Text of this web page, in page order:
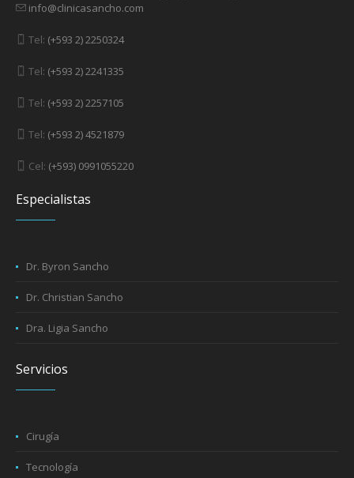
info@clinicasancho.com
Tel: (+593 2) 2250324
Tel: (+593 2) 2241335
Tel: (+593 2) 2257105
Tel: (+593 2) 4521879
Cel: (+593) 0991055220
Especialistas
Dr. Byron Sancho
Dr. Christian Sancho
Dra. Ligia Sancho
Servicios
Cirugía
Tecnología